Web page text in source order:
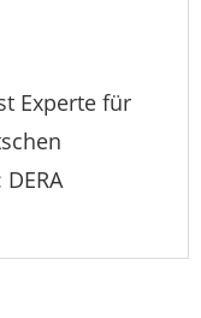
Experte für